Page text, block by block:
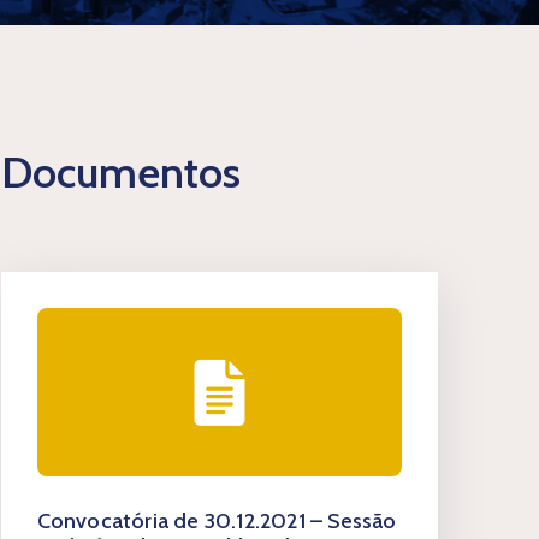
Documentos
Convocatória de 30.12.2021 – Sessão